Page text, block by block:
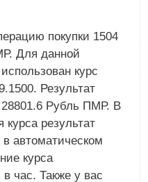
покупки 1504
Для данной
курс
Результат
Рубль ПМР. В
результат
в автоматическом
курса
в час. Также у вас